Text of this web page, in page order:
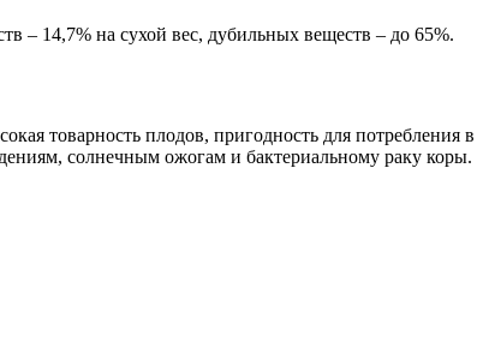
– 14,7% на сухой вес, дубильных веществ – до 65%.
товарность плодов, пригодность для потребления в
солнечным ожогам и бактериальному раку коры.